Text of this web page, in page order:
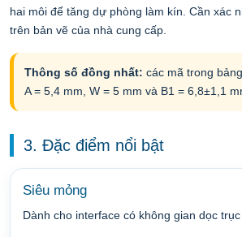
hai môi để tăng dự phòng làm kín. Cần xác
trên bản vẽ của nhà cung cấp.
Thông số đồng nhất: các mã trong
A = 5,4 mm, W = 5 mm và B1 = 6,8±1,1
3. Đặc điểm nổi bật
Siêu mỏng
Dành cho interface có không gian dọc trục